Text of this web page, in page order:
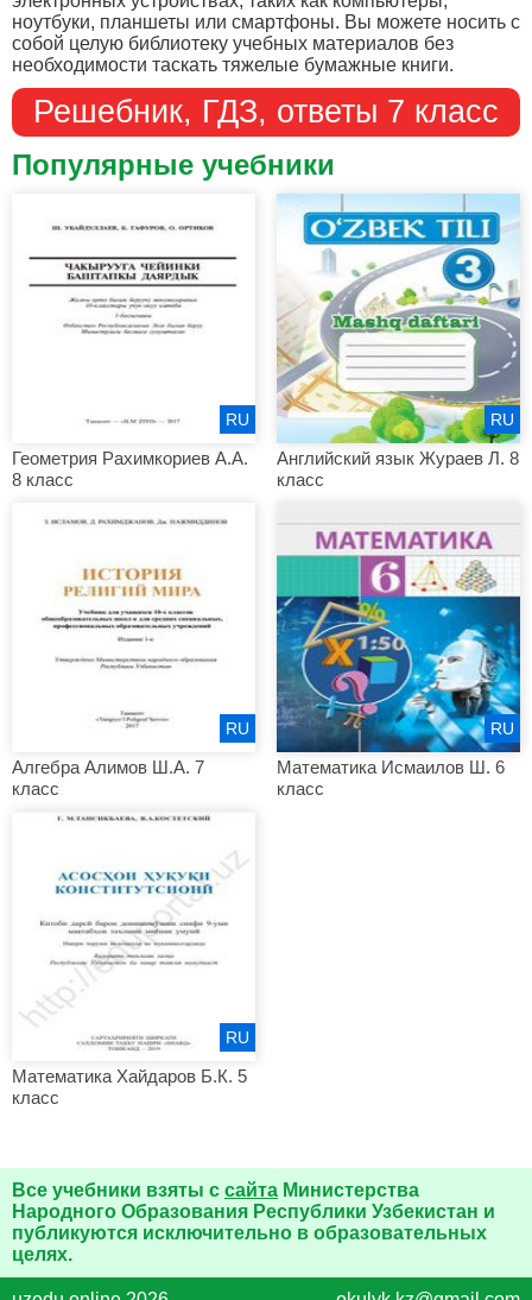
ноутбуки, планшеты или смартфоны. Вы можете носить с
собой целую библиотеку учебных материалов без
необходимости таскать тяжелые бумажные книги.
Решебник, ГДЗ, ответы 7 класс
Популярные учебники
Геометрия Рахимкориев А.А.
8 класс
RU
Английский язык Жураев Л. 8
класс
RU
Алгебра Алимов Ш.А. 7
класс
RU
Математика Исмаилов Ш. 6
класс
RU
Математика Хайдаров Б.К. 5
класс
RU
Все учебники взяты с сайта Министерства
Народного Образования Республики Узбекистан и
публикуются исключительно в образовательных
целях.